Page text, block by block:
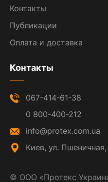
Контакты
Публикации
Оплата и доставка
Контакты
067-414-61-38
0 800-400-212
info@protex.com.ua
Киев, ул.
© ООО «Протекс